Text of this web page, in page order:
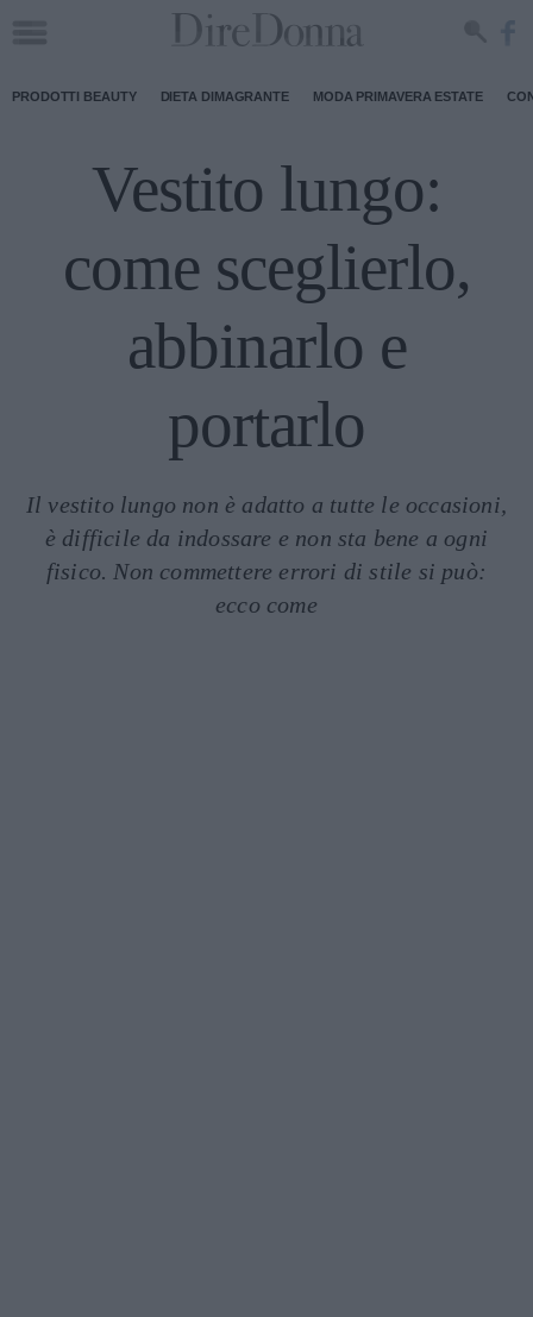
PRODOTTI BEAUTY DIETA DIMAGRANTE MODA PRIMAVERA ESTATE
Vestito lungo:
come sceglierlo,
abbinarlo e
portarlo
Il vestito lungo non è adatto a tutte le occasioni,
è difficile da indossare e non sta bene a ogni
fisico. Non commettere errori di stile si può:
ecco come